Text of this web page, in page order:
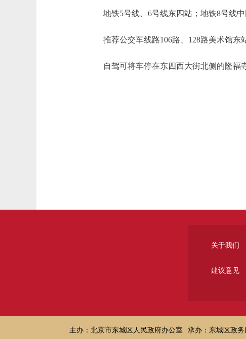
地铁5号线、6号线东四站；地铁8号线中
推荐公交车线路106路、128路美术馆东
自驾可将车停在东四西大街北侧的隆福
关于我们
建议意见
主办：北京市东城区人民政府办公室 承办：东城区政